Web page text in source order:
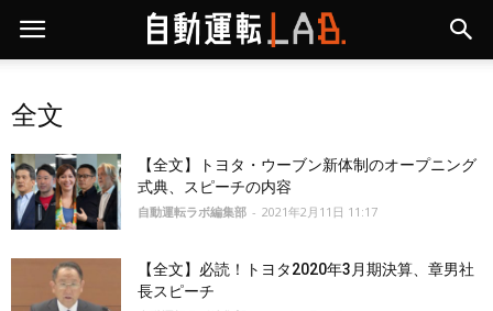
全文
【全文】トヨタ・ウーブン新体制のオープニング
式典、スピーチの内容
自動運転ラボ編集部 - 2021年2月11日 11:17
【全文】必読！トヨタ2020年3月期決算、章男社
長スピーチ